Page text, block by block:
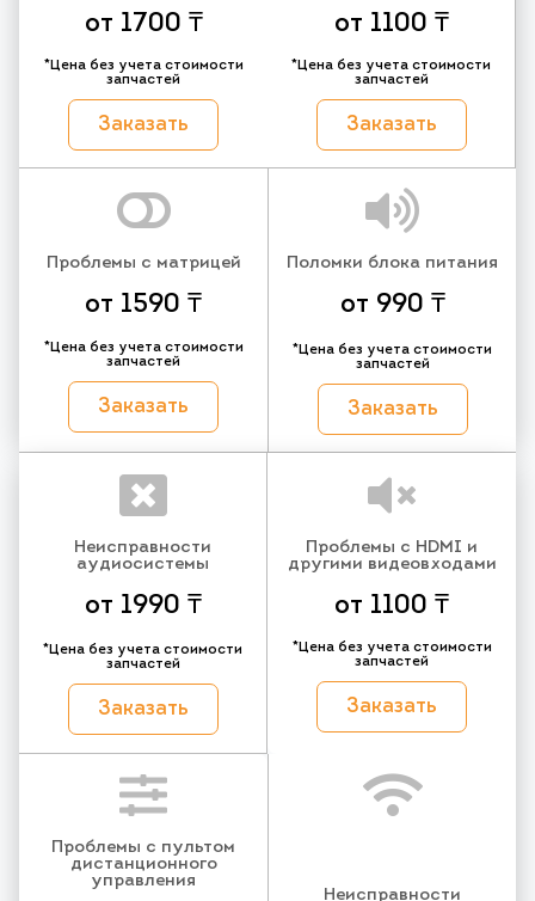
от 1700 ₸
*Цена без учета стоимости
запчастей
Заказать
от 1100 ₸
*Цена без учета стоимости
запчастей
Заказать
Проблемы с матрицей
от 1590 ₸
*Цена без учета стоимости
запчастей
Заказать
Поломки блока питания
от 990 ₸
*Цена без учета стоимости
запчастей
Заказать
Неисправности
аудиосистемы
от 1990 ₸
*Цена без учета стоимости
запчастей
Заказать
Проблемы с HDMI и
другими видеовходами
от 1100 ₸
*Цена без учета стоимости
запчастей
Заказать
Проблемы с пультом
дистанционного
управления
Неисправности